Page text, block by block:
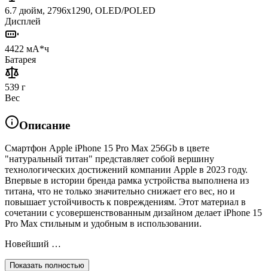
6.7 дюйм, 2796x1290, OLED/POLED
Дисплей
4422 мА*ч
Батарея
539 г
Вес
Описание
Смартфон Apple iPhone 15 Pro Max 256Gb в цвете
"натуральный титан" представляет собой вершину
технологических достижений компании Apple в 2023 году.
Впервые в истории бренда рамка устройства выполнена из
титана, что не только значительно снижает его вес, но и
повышает устойчивость к повреждениям. Этот материал в
сочетании с усовершенствованным дизайном делает iPhone 15
Pro Max стильным и удобным в использовании.
Новейший …
Показать полностью